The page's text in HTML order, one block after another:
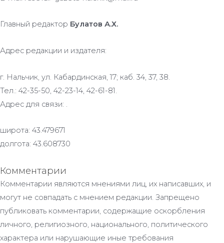
Главный редактор Булатов А.Х.
Адрес редакции и издателя:
г. Нальчик, ул. Кабардинская, 17; каб. 34, 37, 38.
Тел.: 42-35-50, 42-23-14, 42-61-81.
Адрес для связи: .
широта: 43.479671
долгота: 43.608730
Комментарии
Комментарии являются мнениями лиц, их написавших, и
могут не совпадать с мнением редакции. Запрещено
публиковать комментарии, содержащие оскорбления
личного, религиозного, национального, политического
характера или нарушающие иные требования